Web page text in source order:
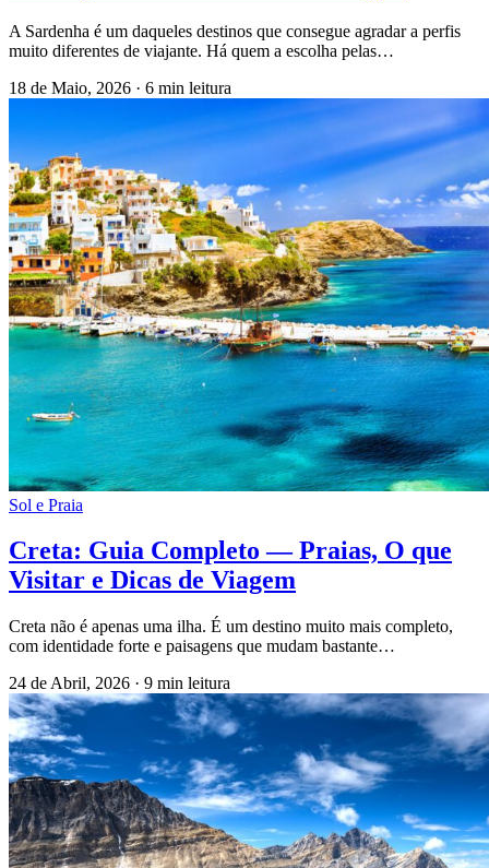
A Sardenha é um daqueles destinos que consegue agradar a perfis
muito diferentes de viajante. Há quem a escolha pelas…
18 de Maio, 2026 · 6 min leitura
Sol e Praia
Creta: Guia Completo — Praias, O que
Visitar e Dicas de Viagem
Creta não é apenas uma ilha. É um destino muito mais completo,
com identidade forte e paisagens que mudam bastante…
24 de Abril, 2026 · 9 min leitura